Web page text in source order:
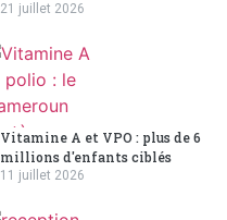
21 juillet 2026
Vitamine A et VPO : plus de 6
millions d'enfants ciblés
11 juillet 2026